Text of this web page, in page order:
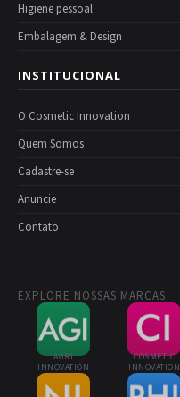
Higiene pessoal
Embalagem & Design
INSTITUCIONAL
O Cosmetic Innovation
Quem Somos
Cadastre-se
Anuncie
Contato
EXPLORE NOSSAS MARCAS
AGRI
INNOVATION
COSMETIC
INNOVATION